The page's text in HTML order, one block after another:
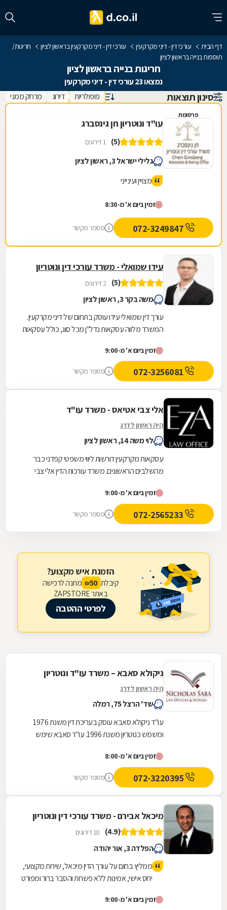
דף הבית עורכי דין - דיני מקרקעין עורכי דין - דיני מקרקעין בראשון לציון
חריגות/
תוספות בנייה בראשון לציון
חריגות בנייה בראשון לציון
נמצאו 23 עורכי דין - דיני מקרקעין
סינון תוצאות פופולריות דירוג מרחק ממני
פרסומת
עו"ד ונוטריון חן גינסברג
(5) 1 דירוגים
גלילי ישראל 3, ראשון לציון
מצויין ועינייני
זמין ביום א' מ-8:30
מספר מקשר
עידו שמואלי - משרד עורכי דין ונוטריון
(5) 2 דירוגים
משה בקר 3, ראשון לציון
עורך דין שמואלי עידו עוסק בתחום של דיני מקרקעין.
המשרד מלווה עסקאות נדל"ן מכל סוג, כולל עסקאות
זמין ביום א' מ-9:00
מספר מקשר
אלי צבי אטיאס - משרד עו"ד
היה ראשון לדרג
לוי משה 14, ראשון לציון
עסקאות מקרקעין דורשות ליווי משפטי קפדני כבר
מהשלבים הראשונים. משרד עורכות הדין אלי צבי
לרבות...
זמין ביום א' מ-9:00
מספר מקשר
הזמנת איש מקצוע?
קיבלת 50
₪ מתנה לרכישה
באתר ZAPSTORE
לפרטי ההטבה
ניקולא סאבא – משרד עו"ד ונוטריון
היה ראשון לדרג
שד' הרצל 75, רמלה
עו"ד ניקולא סאבא עוסק בעריכת דין משנת 1976
ומשמש כנוטריון משנת 1996. עו"ד סאבא שימש
במשך 4...
זמין ביום א' מ-8:00
מספר מקשר
מיכאל אבירם - משרד עורכי דין ונוטריון
(4.9) 10 דירוגים
הפלדה 3, אור יהודה
ממליץ בחום על עורך הדין מיכאל, שירות מקצועי,
יחס אישי, אמינות ללא פשרות והסבר ברור ומפורט
זמין ביום א' מ-9:00